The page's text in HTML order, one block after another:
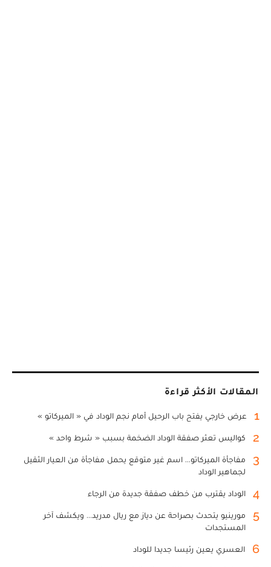
المقالات الأكثر قراءة
1 عرض خارجي يفتح باب الرحيل أمام نجم الوداد في « الميركاتو »
2 كواليس تعثر صفقة الوداد الضخمة بسبب « شرط واحد »
3
مفاجأة الميركاتو... اسم غير متوقع يحمل مفاجأة من العيار الثقيل
لجماهير الوداد
4 الوداد يقترب من خطف صفقة جديدة من الرجاء
5
مورينيو يتحدث بصراحة عن دياز مع ريال مدريد... ويكشف آخر
المستجدات
6 العسري يعين رئيسا جديدا للوداد